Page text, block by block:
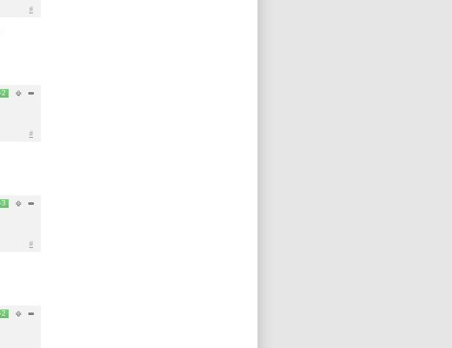
#
2
#
3
#
2